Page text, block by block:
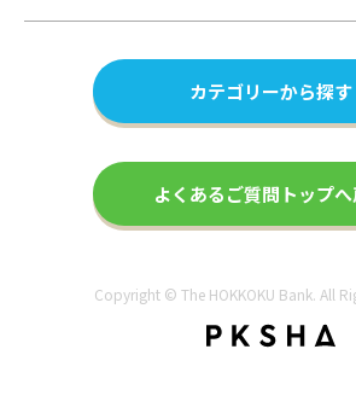
カテゴリーから探す
よくあるご質問トップへ
Copyright © The HOKKOKU Bank. All